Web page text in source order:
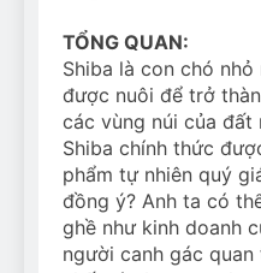
TỔNG QUAN:
Shiba là con chó nhỏ
được nuôi để trở
các vùng núi của đất
Shiba chính thức
phẩm tự nhiên quý
đồng ý? Anh ta có
ghề như kinh doanh
người canh gác